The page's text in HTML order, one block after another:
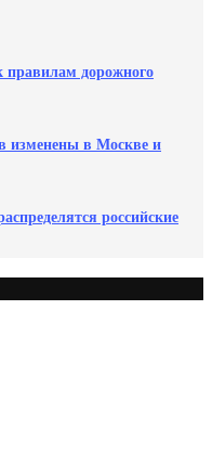
дорожного
изменены в Москве и
российские